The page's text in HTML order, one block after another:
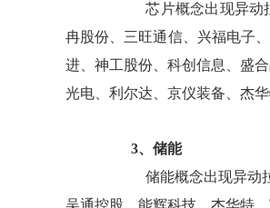
芯片概念出现异动
冉股份、三旺通信、兴福电子
进、神工股份、科创信息、盛
光电、利尔达、京仪装备、杰
3、储能
储能概念出现异动
吴通控股、能辉科技、杰华特